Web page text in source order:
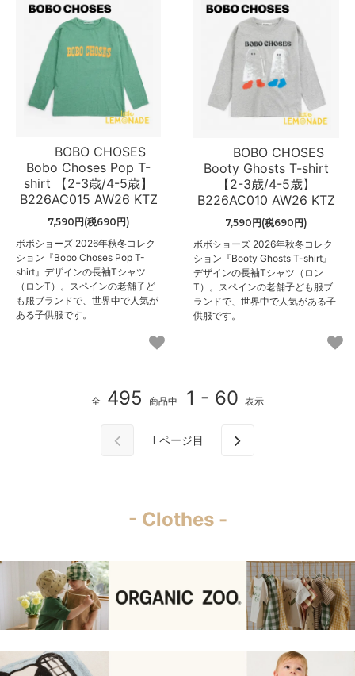
BOBO CHOSES
Bobo Choses Pop T-
shirt 【2-3歳/4-5歳】
B226AC015 AW26 KTZ
7,590円(税690円)
ボボショーズ 2026年秋冬コレク
ション『Bobo Choses Pop T-
shirt』デザインの長袖Tシャツ
（ロンT）。スペインの老舗子ど
も服ブランドで、世界中で人気が
ある子供服です。
BOBO CHOSES
Booty Ghosts T-shirt
【2-3歳/4-5歳】
B226AC010 AW26 KTZ
7,590円(税690円)
ボボショーズ 2026年秋冬コレク
ション『Booty Ghosts T-shirt』
デザインの長袖Tシャツ（ロン
T）。スペインの老舗子ども服ブ
ランドで、世界中で人気がある子
供服です。
全 495 商品中 1 - 60 表示
1 ページ目
- Clothes -